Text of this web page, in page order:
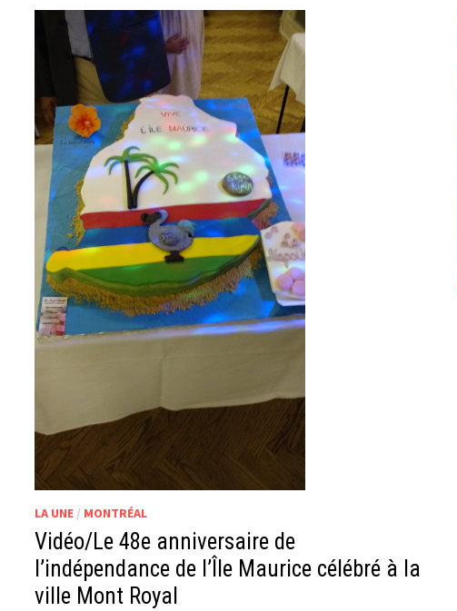
LA UNE / MONTRÉAL
Vidéo/Le 48e anniversaire de
l’indépendance de l’Île Maurice célébré à la
ville Mont Royal